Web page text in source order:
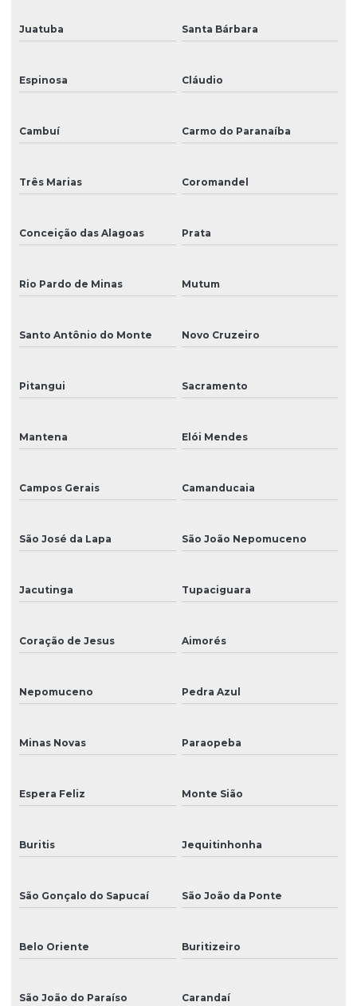
Juatuba Santa Bárbara
Espinosa Cláudio
Cambuí Carmo do Paranaíba
Três Marias Coromandel
Conceição das Alagoas Prata
Rio Pardo de Minas Mutum
Santo Antônio do Monte Novo Cruzeiro
Pitangui Sacramento
Mantena Elói Mendes
Campos Gerais Camanducaia
São José da Lapa São João Nepomuceno
Jacutinga Tupaciguara
Coração de Jesus Aimorés
Nepomuceno Pedra Azul
Minas Novas Paraopeba
Espera Feliz Monte Sião
Buritis Jequitinhonha
São Gonçalo do Sapucaí São João da Ponte
Belo Oriente Buritizeiro
São João do Paraíso Carandaí